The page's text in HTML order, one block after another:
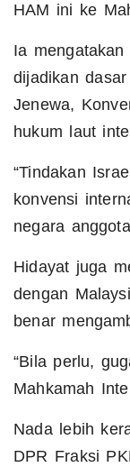
HAM ini ke
Ia
dijadikan
Jenewa,
hukum laut
“Tindakan
konvensi
negara
Hidayat juga
dengan
benar
“Bila perlu,
Mahkamah
Nada lebih
DPR Fraksi